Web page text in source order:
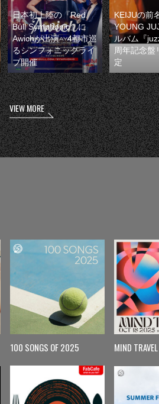
日本初上陸の『Red
Bull Symphonic』に
Awichが出演 4都市巡
るシンフォニックライ
ブ開催
KEIJUの前
YOUNG
ルバム『
周年記念盤
定
VIEW MORE
100 SONGS OF 2025 MIND TRAVEL